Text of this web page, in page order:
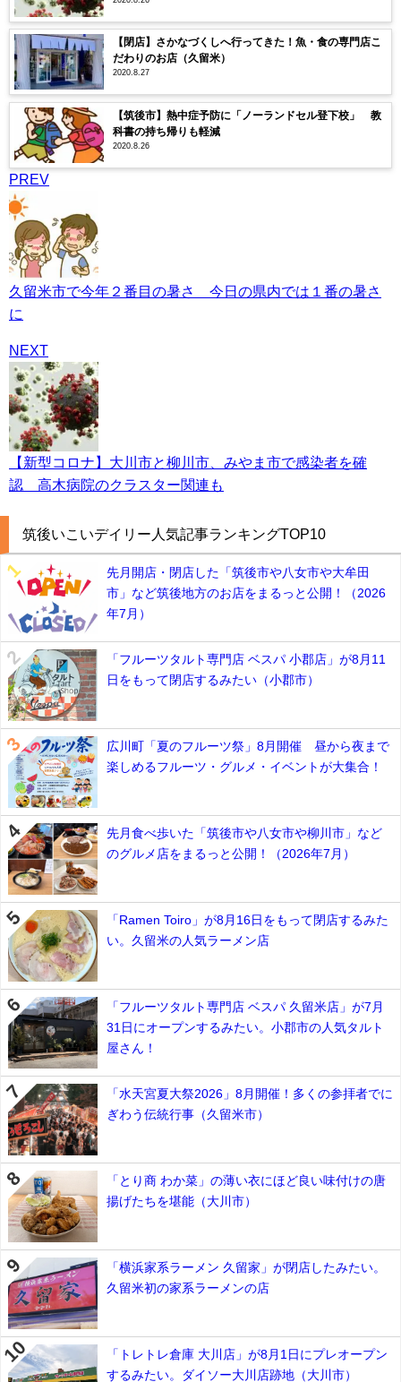
【閉店】さかなづくしへ行ってきた！魚・食の専門店こ
だわりのお店（久留米）
2020.8.27
【筑後市】熱中症予防に「ノーランドセル登下校」 教
科書の持ち帰りも軽減
2020.8.26
PREV
久留米市で今年２番目の暑さ 今日の県内では１番の暑さ
に
NEXT
【新型コロナ】大川市と柳川市、みやま市で感染者を確
認 高木病院のクラスター関連も
筑後いこいデイリー人気記事ランキングTOP10
先月開店・閉店した「筑後市や八女市や大牟田
市」など筑後地方のお店をまるっと公開！（2026
年7月）
「フルーツタルト専門店 ベスパ 小郡店」が8月11
日をもって閉店するみたい（小郡市）
広川町「夏のフルーツ祭」8月開催 昼から夜まで
楽しめるフルーツ・グルメ・イベントが大集合！
先月食べ歩いた「筑後市や八女市や柳川市」など
のグルメ店をまるっと公開！（2026年7月）
「Ramen Toiro」が8月16日をもって閉店するみた
い。久留米の人気ラーメン店
「フルーツタルト専門店 ベスパ 久留米店」が7月
31日にオープンするみたい。小郡市の人気タルト
屋さん！
「水天宮夏大祭2026」8月開催！多くの参拝者でに
ぎわう伝統行事（久留米市）
「とり商 わか菜」の薄い衣にほど良い味付けの唐
揚げたちを堪能（大川市）
「横浜家系ラーメン 久留家」が閉店したみたい。
久留米初の家系ラーメンの店
「トレトレ倉庫 大川店」が8月1日にプレオープン
するみたい。ダイソー大川店跡地（大川市）